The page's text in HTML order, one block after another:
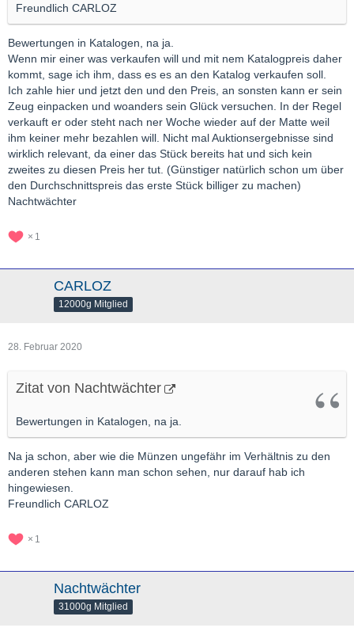
Freundlich CARLOZ
Bewertungen in Katalogen, na ja.
Wenn mir einer was verkaufen will und mit nem Katalogpreis daher
kommt, sage ich ihm, dass es es an den Katalog verkaufen soll.
Ich zahle hier und jetzt den und den Preis, an sonsten kann er sein
Zeug einpacken und woanders sein Glück versuchen. In der Regel
verkauft er oder steht nach ner Woche wieder auf der Matte weil
ihm keiner mehr bezahlen will. Nicht mal Auktionsergebnisse sind
wirklich relevant, da einer das Stück bereits hat und sich kein
zweites zu diesen Preis her tut. (Günstiger natürlich schon um über
den Durchschnittspreis das erste Stück billiger zu machen)
Nachtwächter
1
CARLOZ
12000g Mitglied
28. Februar 2020
Zitat von Nachtwächter
Bewertungen in Katalogen, na ja.
Na ja schon, aber wie die Münzen ungefähr im Verhältnis zu den
anderen stehen kann man schon sehen, nur darauf hab ich
hingewiesen.
Freundlich CARLOZ
1
Nachtwächter
31000g Mitglied